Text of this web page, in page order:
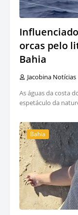
orcas pelo
Bahia
Jacobina Notícias
As águas da costa
espetáculo da
Bahia